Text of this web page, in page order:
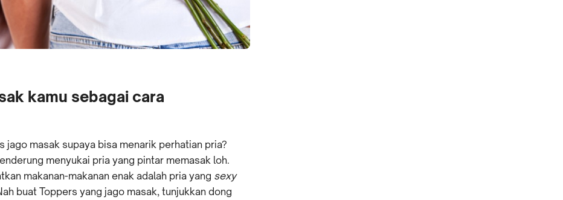
kamu sebagai cara
jago masak supaya bisa menarik perhatian pria?
menyukai pria yang pintar memasak loh.
makanan-makanan enak adalah pria yang sexy
buat Toppers yang jago masak, tunjukkan dong